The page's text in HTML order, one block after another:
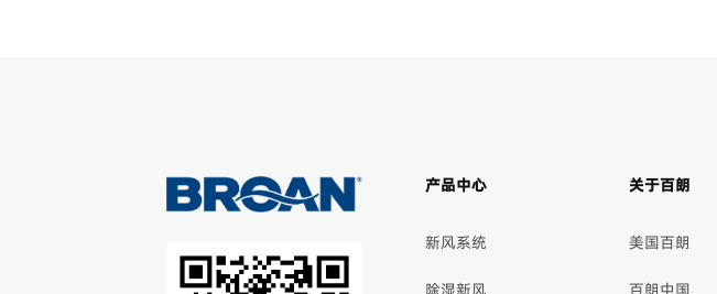
产品中心 关于百朗
新风系统
除湿新风
美国百朗
百朗中国